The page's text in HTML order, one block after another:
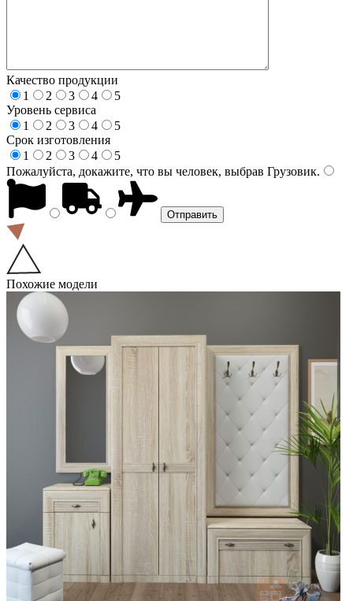
Качество продукции
1
2 3 4
5
Уровень сервиса
1
2 3 4
5
Срок изготовления
1
2 3 4
5
Пожалуйста, докажите, что вы человек, выбрав Грузовик.
Похожие модели